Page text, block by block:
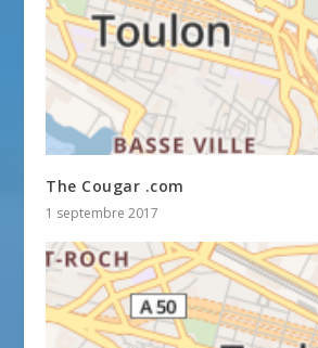
The Cougar .com
1 septembre 2017